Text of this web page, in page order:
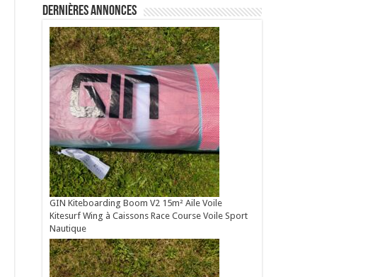
Dernières annonces
GIN Kiteboarding Boom V2 15m² Aile Voile
Kitesurf Wing à Caissons Race Course Voile Sport
Nautique